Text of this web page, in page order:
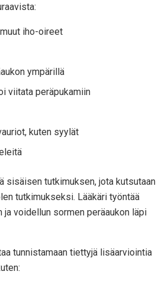
iho-oireet
ympärillä
viitata peräpukamiin
kuten syylät
sisäisen tutkimuksen, jota kutsutaan
tutkimukseksi. Lääkäri työntää
ja voidellun sormen peräaukon läpi
tunnistamaan tiettyjä lisäarviointia